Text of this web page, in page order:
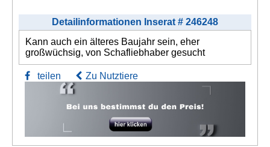
Detailinformationen Inserat # 246248
Kann auch ein älteres Baujahr sein, eher
großwüchsig, von Schafliebhaber gesucht
teilen Zu Nutztiere